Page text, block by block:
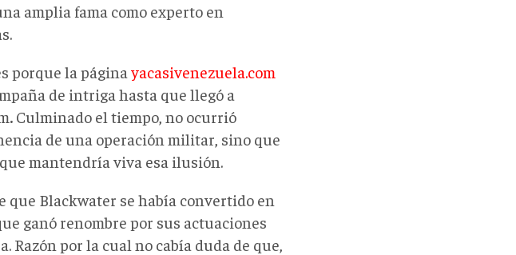
amplia fama como experto en
porque la página yacasivenezuela.com
de intriga hasta que llegó a
. Culminado el tiempo, no ocurrió
de una operación militar, sino que
mantendría viva esa ilusión.
que Blackwater se había convertido en
ganó renombre por sus actuaciones
Razón por la cual no cabía duda de que,